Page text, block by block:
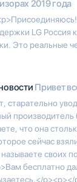
2019 года
LG Россия
Это реальные
Привет
старательно
что она
сейчас
своих
бесплатно